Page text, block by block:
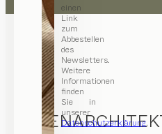
einen
Link
zum
Abbestellen
des
Newsletters.
Weitere
Informationen
finden
Sie in
unserer
Datenschutzerklärung.